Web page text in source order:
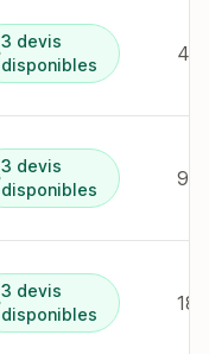
3 devis
disponibles
44
3 devis
disponibles
9 r
3 devis
disponibles
18